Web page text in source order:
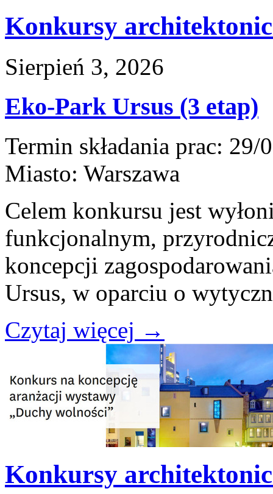
Konkursy
Sierpień 3, 2026
Eko-Park Ursus (3 etap)
Termin składania prac: 29/
Miasto: Warszawa
Celem konkursu jest
funkcjonalnym,
koncepcji
Ursus, w oparciu o
Czytaj więcej →
Konkursy